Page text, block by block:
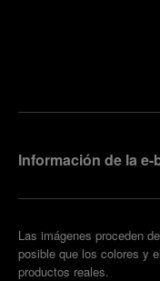
Información de la
Las imágenes proceden
posible que los colores y
productos reales.